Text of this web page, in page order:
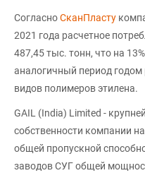
СогласноСканПласту
2021 года расчетное
487,45 тыс. тонн, что на
аналогичный период
видов полимеров этилена.
GAIL (India) Limited -
собственности компании
общей пропускной
заводов СУГ общей